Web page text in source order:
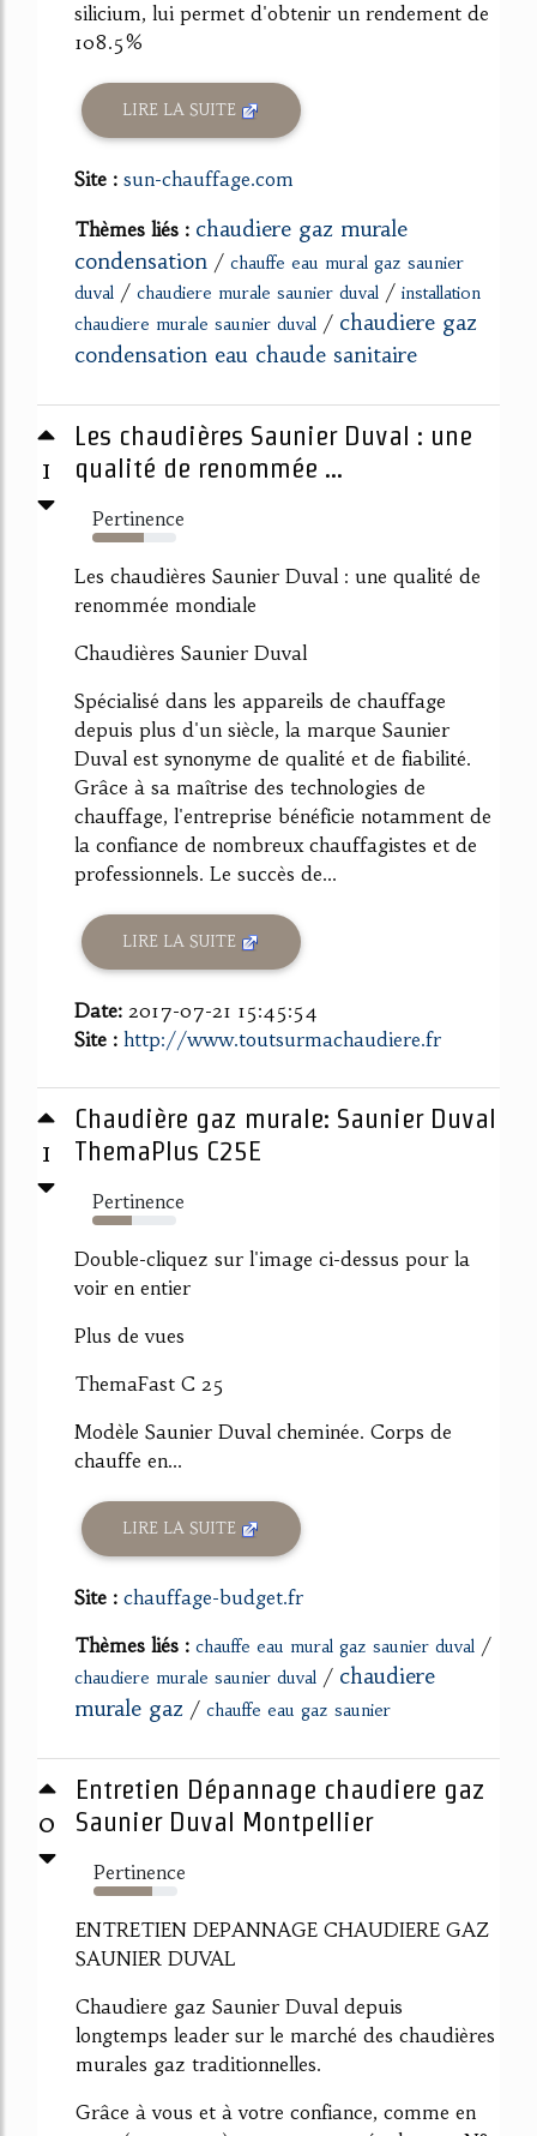
silicium, lui permet d'obtenir un rendement de
108.5%
LIRE LA SUITE
Site : sun-chauffage.com
Thèmes liés : chaudiere gaz murale
condensation / chauffe eau mural gaz saunier
duval / chaudiere murale saunier duval / installation
chaudiere murale saunier duval / chaudiere gaz
condensation eau chaude sanitaire
1
Les chaudières Saunier Duval : une
qualité de renommée ...
Pertinence
61%
Les chaudières Saunier Duval : une qualité de
renommée mondiale
Chaudières Saunier Duval
Spécialisé dans les appareils de chauffage
depuis plus d'un siècle, la marque Saunier
Duval est synonyme de qualité et de fiabilité.
Grâce à sa maîtrise des technologies de
chauffage, l'entreprise bénéficie notamment de
la confiance de nombreux chauffagistes et de
professionnels. Le succès de...
LIRE LA SUITE
Date: 2017-07-21 15:45:54
Site : http://www.toutsurmachaudiere.fr
1
Chaudière gaz murale: Saunier Duval
ThemaPlus C25E
Pertinence
47%
Double-cliquez sur l'image ci-dessus pour la
voir en entier
Plus de vues
ThemaFast C 25
Modèle Saunier Duval cheminée. Corps de
chauffe en...
LIRE LA SUITE
Site : chauffage-budget.fr
Thèmes liés : chauffe eau mural gaz saunier duval /
chaudiere murale saunier duval / chaudiere
murale gaz / chauffe eau gaz saunier
0
Entretien Dépannage chaudiere gaz
Saunier Duval Montpellier
Pertinence
70%
ENTRETIEN DEPANNAGE CHAUDIERE GAZ
SAUNIER DUVAL
Chaudiere gaz Saunier Duval depuis
longtemps leader sur le marché des chaudières
murales gaz traditionnelles.
Grâce à vous et à votre confiance, comme en